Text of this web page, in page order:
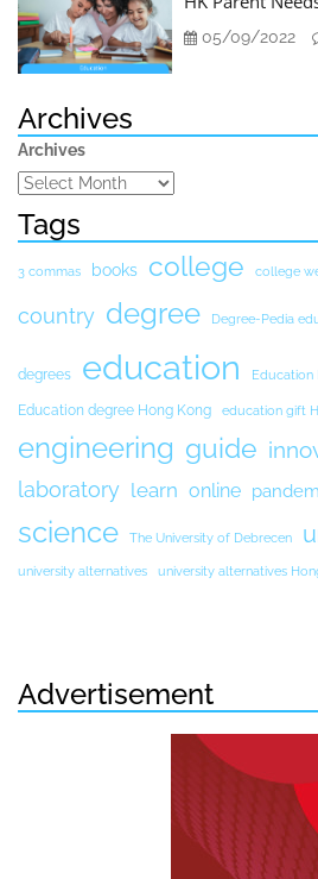
05/09/2022
Archives
Archives
Tags
3 commas books college college
country degree Degree-Pedia
degrees education Education
Education degree Hong Kong education gift
engineering guide
laboratory learn online
science The University of Debrecen
university alternatives university alternatives
Advertisement